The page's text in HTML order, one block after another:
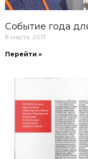
Событие года
8 марта, 2013
Перейти »